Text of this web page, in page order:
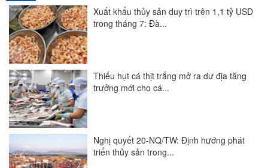
Xuất khẩu thủy sản duy trì trên 1,1 tỷ USD
trong tháng 7: Đà...
Thiếu hụt cá thịt trắng mở ra dư địa tăng
trưởng mới cho cá...
Nghị quyết 20-NQ/TW: Định hướng phát
triển thủy sản trong...